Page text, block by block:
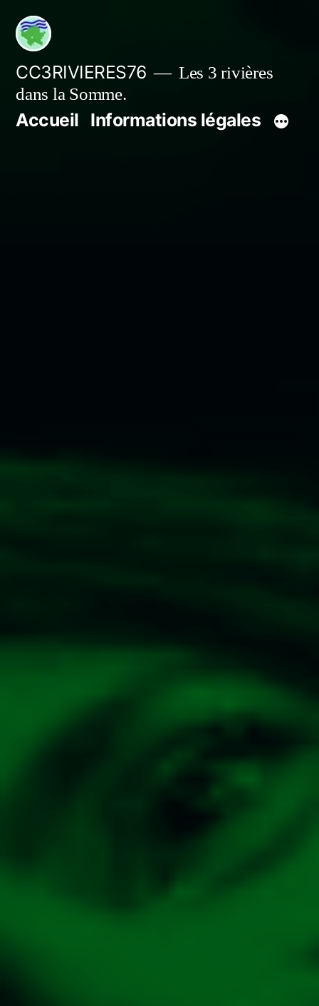
Aller
contenu
CC3RIVIERES76
Les 3 rivières
dans la Somme.
Accueil Informations légales